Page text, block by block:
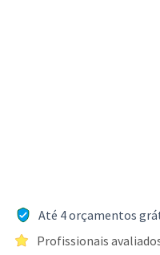
Até 4 orçamentos
Profissionais